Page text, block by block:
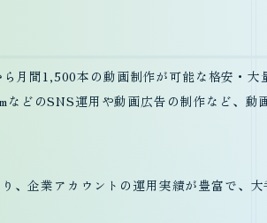
月間1,500本の動画制作が可能な格安・大
どのSNS運用や動画広告の制作など、動
、企業アカウントの運用実績が豊富で、